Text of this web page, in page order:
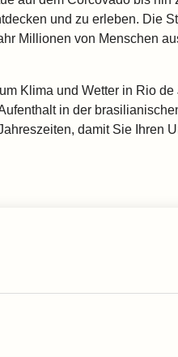
und zu erleben. Die
Millionen von Menschen
Klima und Wetter in Rio de
in der
damit Sie Ihren